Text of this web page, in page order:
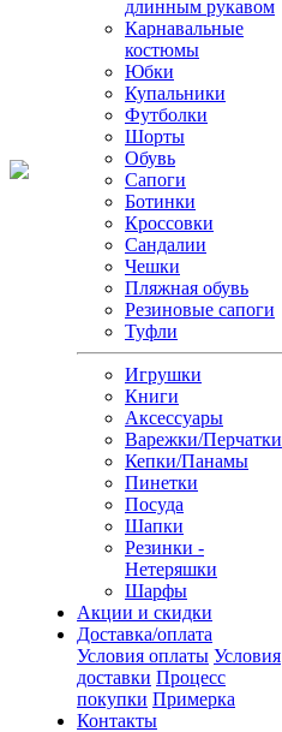
длинным рукавом
Карнавальные
костюмы
Юбки
Купальники
Футболки
Шорты
Обувь
Сапоги
Ботинки
Кроссовки
Сандалии
Чешки
Пляжная обувь
Резиновые сапоги
Туфли
Игрушки
Книги
Аксессуары
Варежки/Перчатки
Кепки/Панамы
Пинетки
Посуда
Шапки
Резинки -
Нетеряшки
Шарфы
Акции и скидки
Доставка/оплата
Условия оплаты Условия
доставки Процесс
покупки Примерка
Контакты